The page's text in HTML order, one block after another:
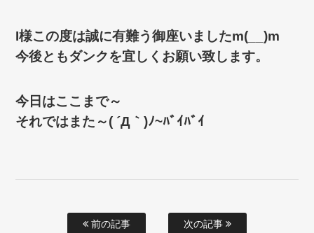
I様この度は誠に有難う御座いましたm(__)m
今後ともダンクを宜しくお願い致します。
今日はここまで～
それではまた～( ´Д｀)ﾉ~ﾊﾞｲﾊﾞｲ
前の記事 次の記事